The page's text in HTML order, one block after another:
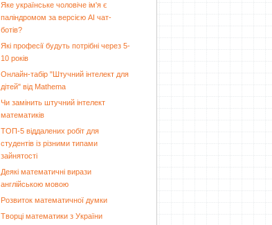
Яке українське чоловіче ім'я є
паліндромом за версією AI чат-
ботів?
Які професії будуть потрібні через 5-
10 років
Онлайн-табір "Штучний інтелект для
дітей" від Mathema
Чи замінить штучний інтелект
математиків
ТОП-5 віддалених робіт для
студентів із різними типами
зайнятості
Деякі математичні вирази
англійською мовою
Розвиток математичної думки
Творці математики з України